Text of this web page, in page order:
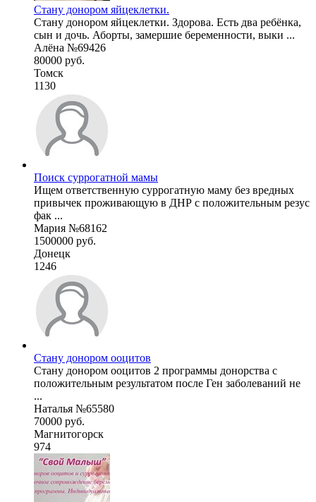
Стану донором яйцеклетки.
Стану донором яйцеклетки. Здорова. Есть два ребёнка,
сын и дочь. Аборты, замершие беременности, выки ...
Алёна №69426
80000 руб.
Томск
1130
Поиск суррогатной мамы
Ищем ответственную суррогатную маму без вредных
привычек проживающую в ДНР с положительным резус
фак ...
Мария №68162
1500000 руб.
Донецк
1246
Стану донором ооцитов
Стану донором ооцитов 2 программы донорства с
положительным результатом после Ген заболеваний не
...
Наталья №65580
70000 руб.
Магнитогорск
974